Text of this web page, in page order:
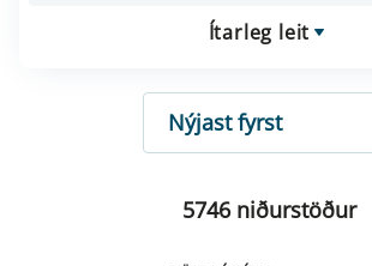
Ítarleg leit
RÖÐUN
5746 niðurstöður